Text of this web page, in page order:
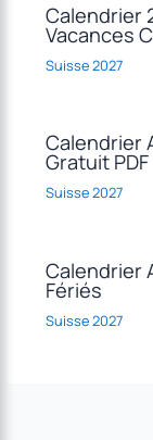
Calendrier
Vacances
Suisse 2027
Calendrier
Gratuit PDF
Suisse 2027
Calendrier
Fériés
Suisse 2027